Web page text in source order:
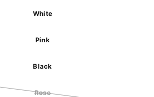
White
Pink
Black
Rose